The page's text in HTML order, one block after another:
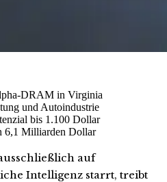
DRAM in Virginia
und Autoindustrie
bis 1.100 Dollar
6,1 Milliarden Dollar
auf
Intelligenz starrt, treibt